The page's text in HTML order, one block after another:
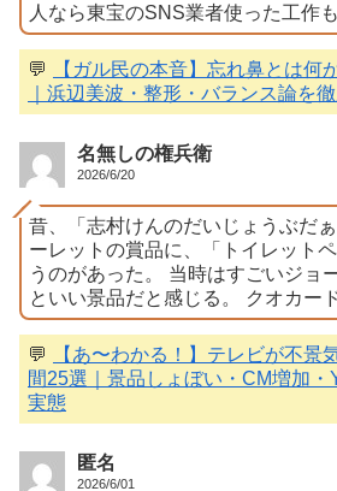
人なら東宝のSNS業者使った工作
💬
【ガル民の本音】忘れ鼻とは何
｜浜辺美波・整形・バランス論を
名無しの権兵衛
2026/6/20
昔、「志村けんのだいじょうぶだ
ーレットの賞品に、「トイレット
うのがあった。 当時はすごいジョ
といい景品だと感じる。 クオカー
💬
【あ〜わかる！】テレビが不景
間25選｜景品しょぼい・CM増加
実態
匿名
2026/6/01